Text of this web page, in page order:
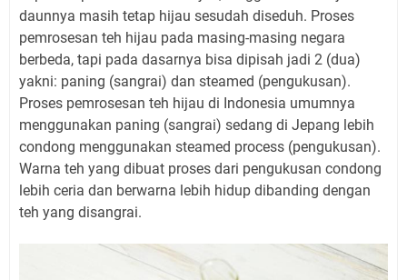
daunnya masih tetap hijau sesudah diseduh. Proses
pemrosesan teh hijau pada masing-masing negara
berbeda, tapi pada dasarnya bisa dipisah jadi 2 (dua)
yakni: paning (sangrai) dan steamed (pengukusan).
Proses pemrosesan teh hijau di Indonesia umumnya
menggunakan paning (sangrai) sedang di Jepang lebih
condong menggunakan steamed process (pengukusan).
Warna teh yang dibuat proses dari pengukusan condong
lebih ceria dan berwarna lebih hidup dibanding dengan
teh yang disangrai.